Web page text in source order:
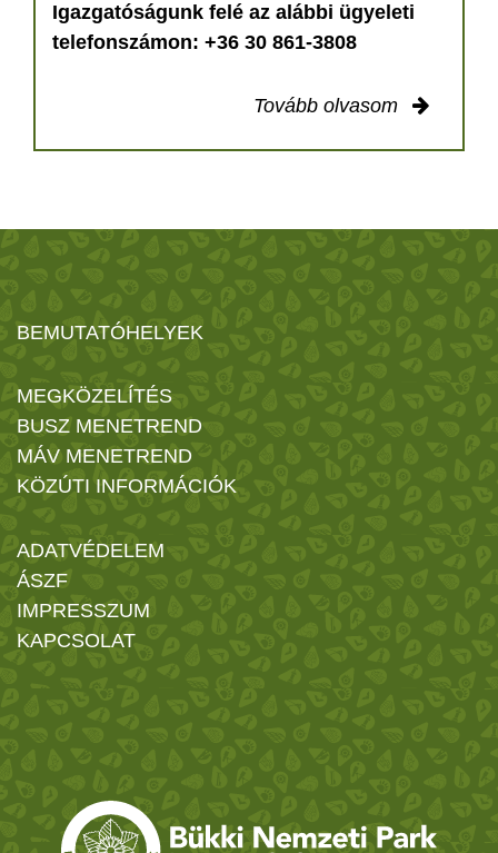
Igazgatóságunk felé az alábbi ügyeleti
telefonszámon: +36 30 861-3808
Tovább olvasom
BEMUTATÓHELYEK
MEGKÖZELÍTÉS
BUSZ MENETREND
MÁV MENETREND
KÖZÚTI INFORMÁCIÓK
ADATVÉDELEM
ÁSZF
IMPRESSZUM
KAPCSOLAT